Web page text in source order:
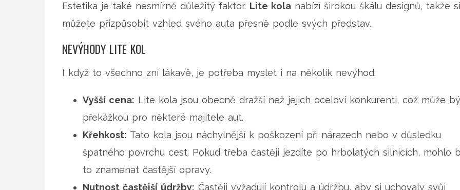
Estetika je také nesmírně důležitý faktor. Lite kola nabízí širokou škálu designů, takže si
můžete přizpůsobit vzhled svého auta přesně podle svých představ.
NEVÝHODY LITE KOL
I když to všechno zní lákavě, je potřeba myslet i na několik nevýhod:
Vyšší cena: Lite kola jsou obecně dražší než jejich oceloví konkurenti, což může
překážkou pro některé majitele aut.
Křehkost: Tato kola jsou náchylnější k poškození při nárazech nebo v důsledku
špatného povrchu cest. Pokud třeba častěji jezdíte po hrbolatých silnicích, mohlo
to znamenat častější opravy.
Nutnost častější údržby: Častěji vyžadují kontrolu a údržbu, aby si uchovaly svůj